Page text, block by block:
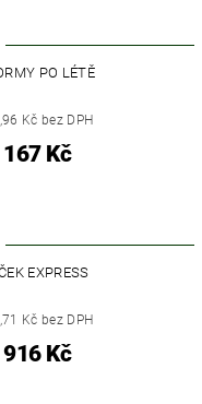
PO LÉTĚ
Kč bez DPH
167 Kč
EXPRESS
Kč bez DPH
916 Kč